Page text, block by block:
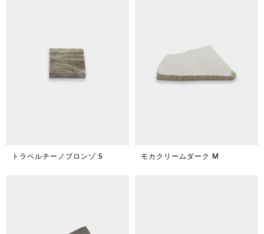
トラベルチーノブロンゾ S モカクリームダーク M